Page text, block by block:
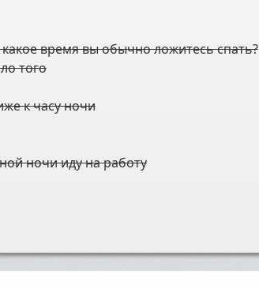
время вы обычно ложитесь спать?
того
к часу ночи
ночи иду на работу